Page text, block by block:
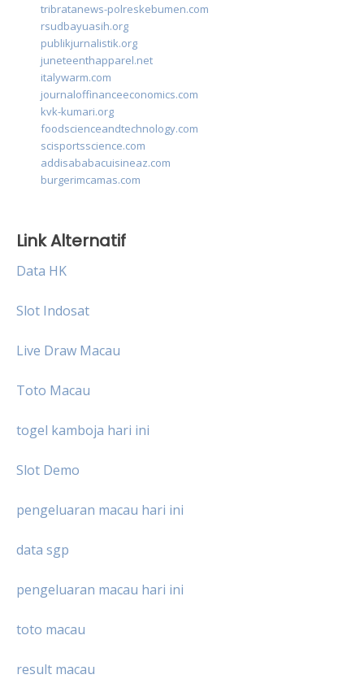
tribratanews-polreskebumen.com
rsudbayuasih.org
publikjurnalistik.org
juneteenthapparel.net
italywarm.com
journaloffinanceeconomics.com
kvk-kumari.org
foodscienceandtechnology.com
scisportsscience.com
addisababacuisineaz.com
burgerimcamas.com
Link Alternatif
Data HK
Slot Indosat
Live Draw Macau
Toto Macau
togel kamboja hari ini
Slot Demo
pengeluaran macau hari ini
data sgp
pengeluaran macau hari ini
toto macau
result macau